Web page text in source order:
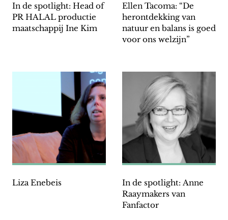
In de spotlight: Head of
PR HALAL productie
maatschappij Ine Kim
Ellen Tacoma: “De
herontdekking van
natuur en balans is goed
voor ons welzijn”
Liza Enebeis
In de spotlight: Anne
Raaymakers van
Fanfactor